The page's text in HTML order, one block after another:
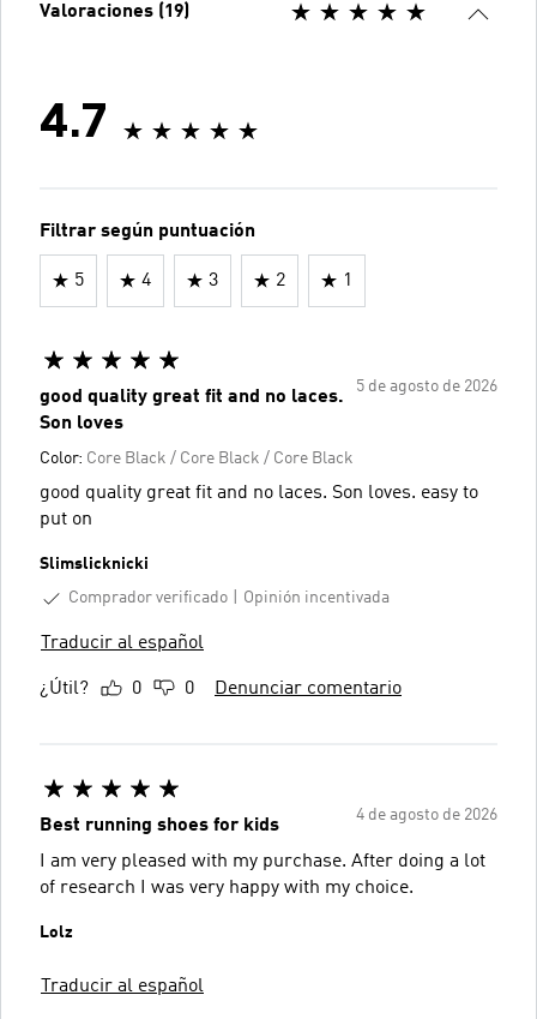
Valoraciones (19)
4.7
Filtrar según puntuación
5 4 3 2 1
5 de agosto de 2026
good quality great fit and no laces.
Son loves
Color: Core Black / Core Black / Core Black
good quality great fit and no laces. Son loves. easy to
put on
Slimslicknicki
Comprador verificado
Opinión incentivada
Traducir al español
¿Útil? 0 0 Denunciar comentario
4 de agosto de 2026
Best running shoes for kids
I am very pleased with my purchase. After doing a lot
of research I was very happy with my choice.
Lolz
Traducir al español